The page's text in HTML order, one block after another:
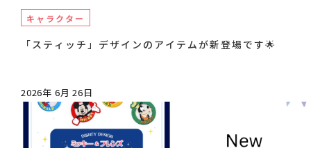
キャラクター
「スティッチ」デザインのアイテムが新登場です🌟
2026年 6月 26日